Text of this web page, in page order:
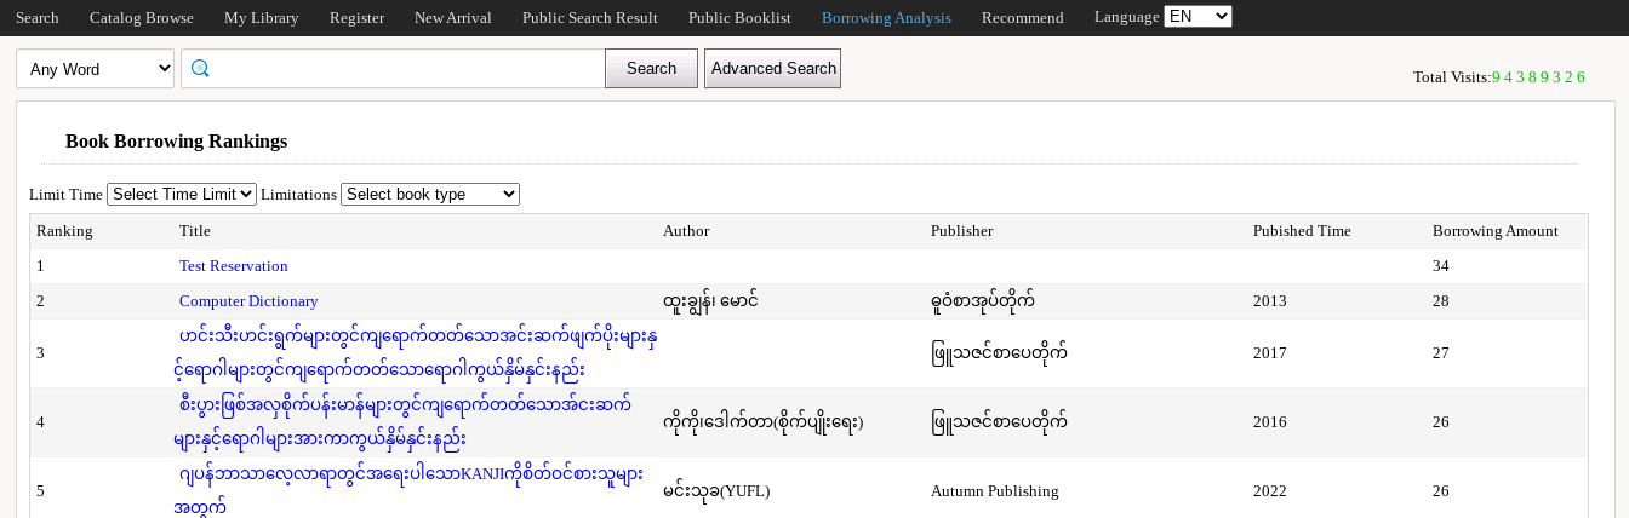
Search Catalog Browse My Library Register New Arrival Public Search Result Public Booklist Borrowing Analysis Recommend Language
Total Visits:94389326
Book Borrowing Rankings
Limit Time
Limitations
Ranking
Title Author Publisher Pubished Time
Borrowing Amount
1
Test Reservation
34
2
Computer Dictionary ထူးချွန်၊ မောင် ဓူဝံစာအုပ်တိုက် 2013 28
3
ဟင်းသီးဟင်းရွက်များတွင်ကျရောက်တတ်သောအင်းဆက်ဖျက်ပိုးများနှ
င့်ရောဂါများတွင်ကျရောက်တတ်သောရောဂါကွယ်နှိမ်နှင်းနည်း
ဖြူသဇင်စာပေတိုက် 2017 27
4
စီးပွားဖြစ်အလှစိုက်ပန်းမာန်များတွင်ကျရောက်တတ်သောအ်ငးဆက်
များနှင့်ရောဂါများအားကာကွယ်နှိမ်နှင်းနည်း
ကိုကို၊ဒေါက်တာ(စိုက်ပျိုးရေး) ဖြူသဇင်စာပေတိုက် 2016 26
5
ဂျပန်ဘာသာလေ့လာရာတွင်အရေးပါသောKANJIကိုစိတ်ဝင်စားသူများ
အတွက်
မင်းသုခ(YUFL) Autumn Publishing 2022 26